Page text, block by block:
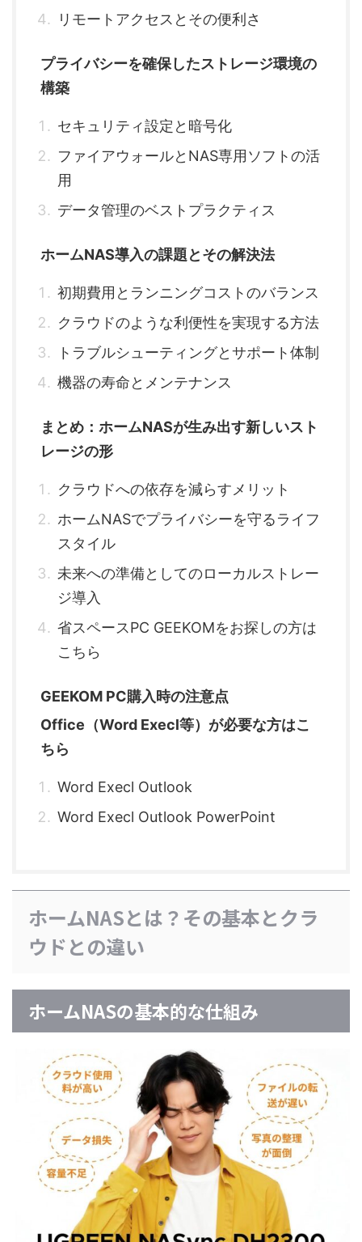
リモートアクセスとその便利さ
プライバシーを確保したストレージ環境の
構築
セキュリティ設定と暗号化
ファイアウォールとNAS専用ソフトの活
用
データ管理のベストプラクティス
ホームNAS導入の課題とその解決法
初期費用とランニングコストのバランス
クラウドのような利便性を実現する方法
トラブルシューティングとサポート体制
機器の寿命とメンテナンス
まとめ：ホームNASが生み出す新しいスト
レージの形
クラウドへの依存を減らすメリット
ホームNASでプライバシーを守るライフ
スタイル
未来への準備としてのローカルストレー
ジ導入
省スペースPC GEEKOMをお探しの方は
こちら
GEEKOM PC購入時の注意点
Office（Word Execl等）が必要な方はこ
ちら
Word Execl Outlook
Word Execl Outlook PowerPoint
ホームNASとは？その基本とクラ
ウドとの違い
ホームNASの基本的な仕組み